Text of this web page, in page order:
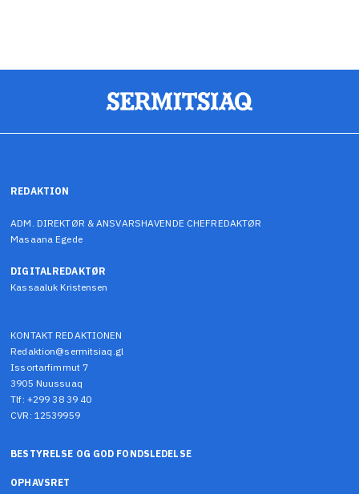
REDAKTION
ADM. DIREKTØR & ANSVARSHAVENDE CHEFREDAKTØR
Masaana Egede
DIGITALREDAKTØR
Kassaaluk Kristensen
KONTAKT REDAKTIONEN
Redaktion@sermitsiaq.gl
Issortarfimmut 7
3905 Nuussuaq
Tlf: +299 38 39 40
CVR: 12539959
BESTYRELSE OG GOD FONDSLEDELSE
OPHAVSRET